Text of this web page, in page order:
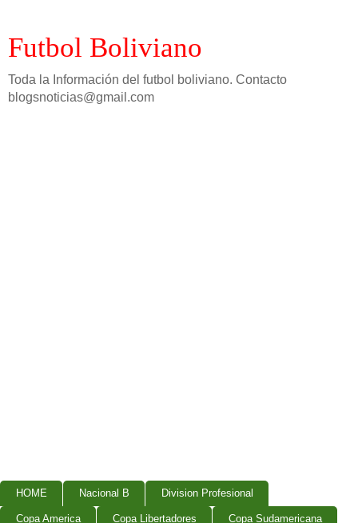
Futbol Boliviano
Toda la Información del futbol boliviano. Contacto
blogsnoticias@gmail.com
HOME Nacional B Division Profesional
Copa America Copa Libertadores Copa Sudamericana